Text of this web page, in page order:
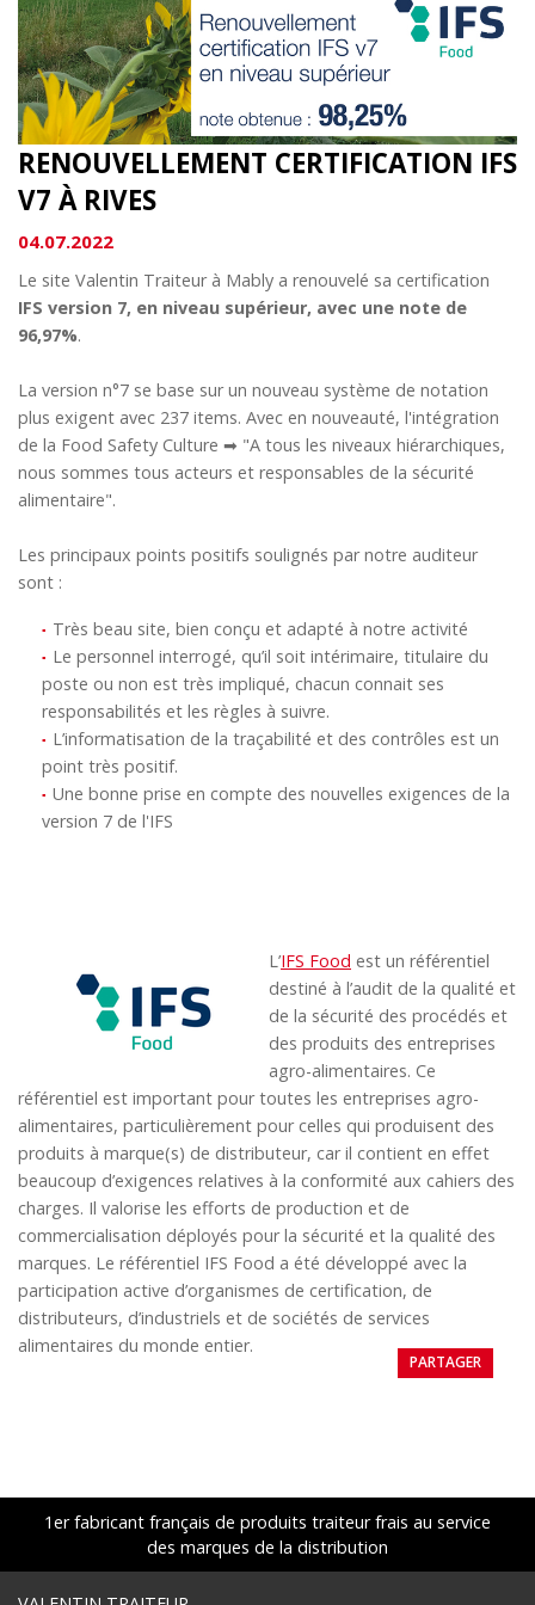
RENOUVELLEMENT CERTIFICATION IFS
V7 À RIVES
04.07.2022
Le site Valentin Traiteur à Mably a renouvelé sa certification
IFS version 7, en niveau supérieur, avec une note de
96,97%.
La version n°7 se base sur un nouveau système de notation
plus exigent avec 237 items. Avec en nouveauté, l'intégration
de la Food Safety Culture ➡ "A tous les niveaux hiérarchiques,
nous sommes tous acteurs et responsables de la sécurité
alimentaire".
Les principaux points positifs soulignés par notre auditeur
sont :
Très beau site, bien conçu et adapté à notre activité
Le personnel interrogé, qu’il soit intérimaire, titulaire du
poste ou non est très impliqué, chacun connait ses
responsabilités et les règles à suivre.
L’informatisation de la traçabilité et des contrôles est un
point très positif.
Une bonne prise en compte des nouvelles exigences de la
version 7 de l'IFS
L’IFS Food est un référentiel
destiné à l’audit de la qualité et
de la sécurité des procédés et
des produits des entreprises
agro-alimentaires. Ce
référentiel est important pour toutes les entreprises agro-
alimentaires, particulièrement pour celles qui produisent des
produits à marque(s) de distributeur, car il contient en effet
beaucoup d’exigences relatives à la conformité aux cahiers des
charges. Il valorise les efforts de production et de
commercialisation déployés pour la sécurité et la qualité des
marques. Le référentiel IFS Food a été développé avec la
participation active d’organismes de certification, de
distributeurs, d’industriels et de sociétés de services
alimentaires du monde entier.
PARTAGER
1er fabricant français de produits traiteur frais au service
des marques de la distribution